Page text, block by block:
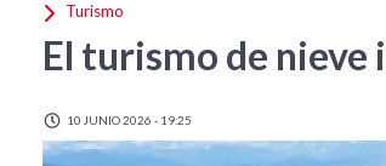
Turismo
El turismo de
10 JUNIO 2026 - 19:25